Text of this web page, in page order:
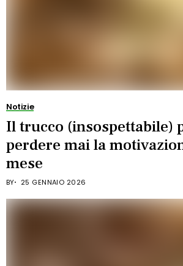
Notizie
Il trucco (insospettabile)
perdere mai la
mese
BY 25 GENNAIO 2026